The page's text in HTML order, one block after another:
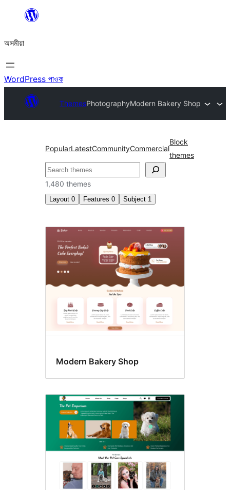
বিষয়বস্তুলৈ
যাওক
অসমীয়া
WordPress পাওক
ThemesPhotographyModern Bakery Shop
PopularLatestCommunityCommercial
Block
themes
সন্ধান
কৰক
1,480 themes
Layout 0 Features 0 Subject 1
Photography
Modern Bakery Shop